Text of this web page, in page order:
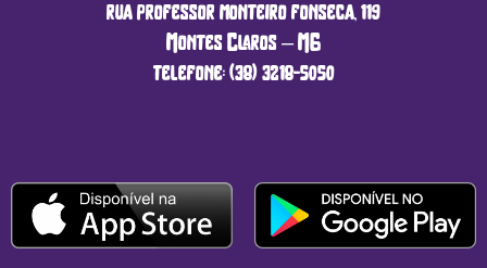
rua professor monteiro fonseca, 119
Montes Claros – MG
telefone: (38) 3218-5050